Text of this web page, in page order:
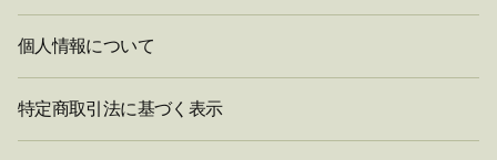
個人情報について
特定商取引法に基づく表示